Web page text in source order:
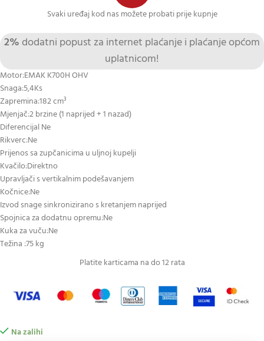
Svaki uređaj kod nas možete probati prije kupnje
2% dodatni popust za internet plaćanje i plaćanje općom
uplatnicom!
Motor:EMAK K700H OHV
Snaga:5,4Ks
Zapremina:182 cm³
Mjenjač:2 brzine (1 naprijed + 1 nazad)
Diferencijal Ne
Rikverc:Ne
Prijenos sa zupčanicima u uljnoj kupelji
Kvačilo:Direktno
Upravljači s vertikalnim podešavanjem
Kočnice:Ne
Izvod snage sinkronizirano s kretanjem naprijed
Spojnica za dodatnu opremu:Ne
Kuka za vuču:Ne
Težina :75 kg
Platite karticama na do 12 rata
Na zalihi